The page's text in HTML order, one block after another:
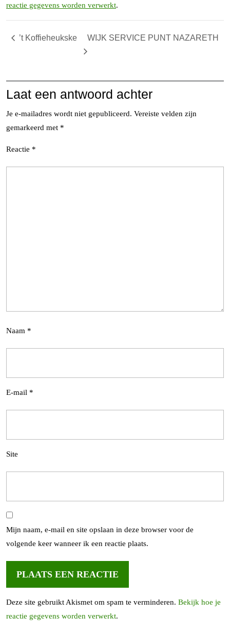
reactie gegevens worden verwerkt.
’t Koffieheukske WIJK SERVICE PUNT NAZARETH
Laat een antwoord achter
Je e-mailadres wordt niet gepubliceerd. Vereiste velden zijn
gemarkeerd met *
Reactie *
Naam *
E-mail *
Site
Mijn naam, e-mail en site opslaan in deze browser voor de
volgende keer wanneer ik een reactie plaats.
Deze site gebruikt Akismet om spam te verminderen. Bekijk hoe je
reactie gegevens worden verwerkt.